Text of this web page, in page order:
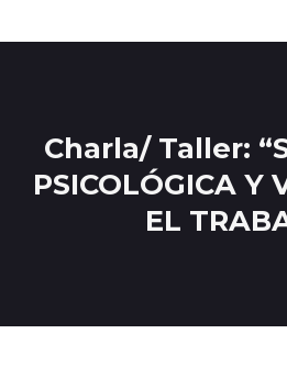
Charla/ Taller:
PSICOLÓGICA Y
EL